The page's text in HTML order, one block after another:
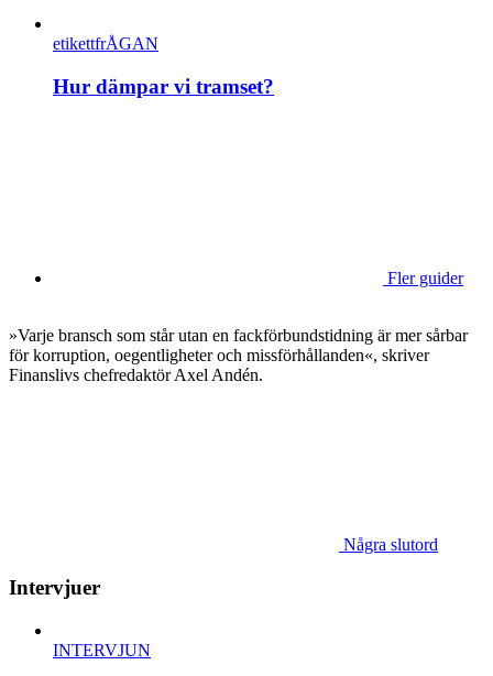
etikettfrÅGAN
Hur dämpar vi tramset?
Fler guider
»Varje bransch som står utan en fackförbundstidning är mer sårbar
för korruption, oegentligheter och missförhållanden«, skriver
Finanslivs chefredaktör Axel Andén.
Några slutord
Intervjuer
INTERVJUN